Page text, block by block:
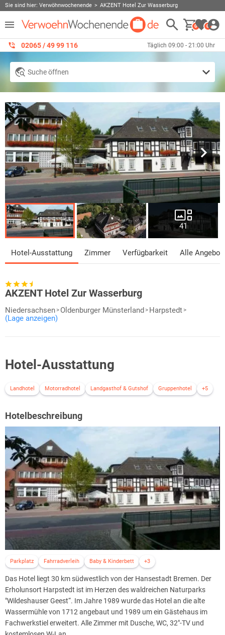
Sie sind hier: Verwöhnwochenende AKZENT Hotel Zur Wasserburg
0 0
02065 / 49 ‌99 116 Täglich 09:00 - 21:00 Uhr
Suche öffnen
41
Hotel-Ausstattung Zimmer Verfügbarkeit Alle
AKZENT Hotel Zur Wasserburg
Niedersachsen Oldenburger Münsterland
Harpstedt
(Lage anzeigen)
Hotel-Ausstattung
Landhotel Motorradhotel Landgasthof & Gutshof Gruppenhotel +5
Hotelbeschreibung
Parkplatz Fahrradverleih Baby & Kinderbett +3
Das Hotel liegt 30 km südwestlich von der Hansestadt Bremen. Der
Erholunsort Harpstedt ist im Herzen des waldreichen Naturparks
"Wildeshauser Geest“. Im Jahre 1989 wurde das Hotel an die alte
Wassermühle von 1712 angebaut und 1989 um ein Gästehaus im
Fachwerkstiel erweitert. Alle Zimmer mit Dusche, WC, 32"-TV und